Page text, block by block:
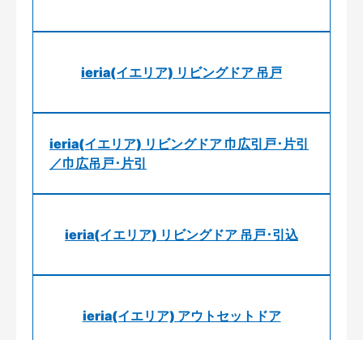
ieria(イエリア) リビングドア 吊戸
ieria(イエリア) リビングドア 巾広引戸･片引
／巾広吊戸･片引
ieria(イエリア) リビングドア 吊戸･引込
ieria(イエリア) アウトセットドア